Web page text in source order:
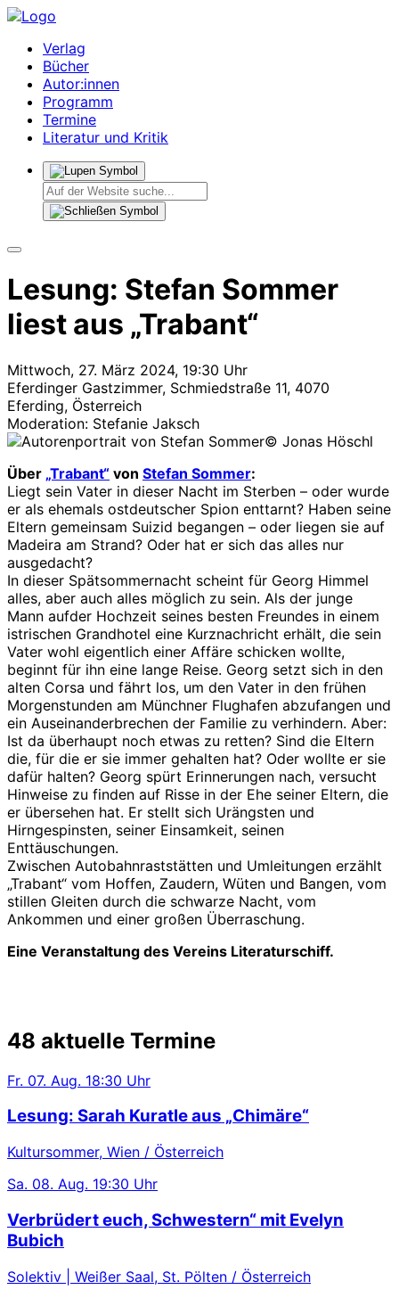
Verlag
Bücher
Autor:innen
Programm
Termine
Literatur und Kritik
Lesung: Stefan Sommer
liest aus „Trabant“
Mittwoch, 27. März 2024, 19:30 Uhr
Eferdinger Gastzimmer, Schmiedstraße 11, 4070
Eferding, Österreich
Moderation: Stefanie Jaksch
© Jonas Höschl
Über „Trabant“ von Stefan Sommer:
Liegt sein Vater in dieser Nacht im Sterben – oder wurde
er als ehemals ostdeutscher Spion enttarnt? Haben seine
Eltern gemeinsam Suizid begangen – oder liegen sie auf
Madeira am Strand? Oder hat er sich das alles nur
ausgedacht?
In dieser Spätsommernacht scheint für Georg Himmel
alles, aber auch alles möglich zu sein. Als der junge
Mann aufder Hochzeit seines besten Freundes in einem
istrischen Grandhotel eine Kurznachricht erhält, die sein
Vater wohl eigentlich einer Affäre schicken wollte,
beginnt für ihn eine lange Reise. Georg setzt sich in den
alten Corsa und fährt los, um den Vater in den frühen
Morgenstunden am Münchner Flughafen abzufangen und
ein Auseinanderbrechen der Familie zu verhindern. Aber:
Ist da überhaupt noch etwas zu retten? Sind die Eltern
die, für die er sie immer gehalten hat? Oder wollte er sie
dafür halten? Georg spürt Erinnerungen nach, versucht
Hinweise zu finden auf Risse in der Ehe seiner Eltern, die
er übersehen hat. Er stellt sich Urängsten und
Hirngespinsten, seiner Einsamkeit, seinen
Enttäuschungen.
Zwischen Autobahnraststätten und Umleitungen erzählt
„Trabant“ vom Hoffen, Zaudern, Wüten und Bangen, vom
stillen Gleiten durch die schwarze Nacht, vom
Ankommen und einer großen Überraschung.
Eine Veranstaltung des Vereins Literaturschiff.
48 aktuelle Termine
Fr. 07. Aug. 18:30 Uhr
Lesung: Sarah Kuratle aus „Chimäre“
Kultursommer, Wien / Österreich
Sa. 08. Aug. 19:30 Uhr
Verbrüdert euch, Schwestern“ mit Evelyn
Bubich
Solektiv | Weißer Saal, St. Pölten / Österreich